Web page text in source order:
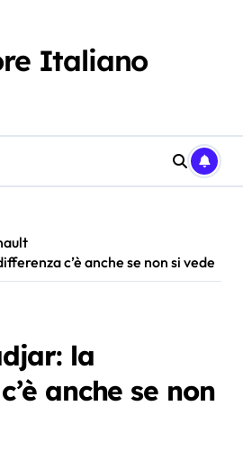
Italiano
c’è anche se non si vede
la
anche se non